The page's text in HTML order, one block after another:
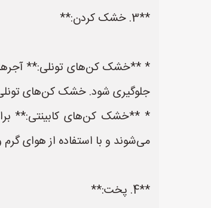
**3. خشک کردن:**
* **خشک کن‌های تونلی:**
جلوگیری شود. خشک کن‌های
* **خشک کن‌های کابینتی:**
می‌شوند و با استفاده از هوای
**4. پخت:**